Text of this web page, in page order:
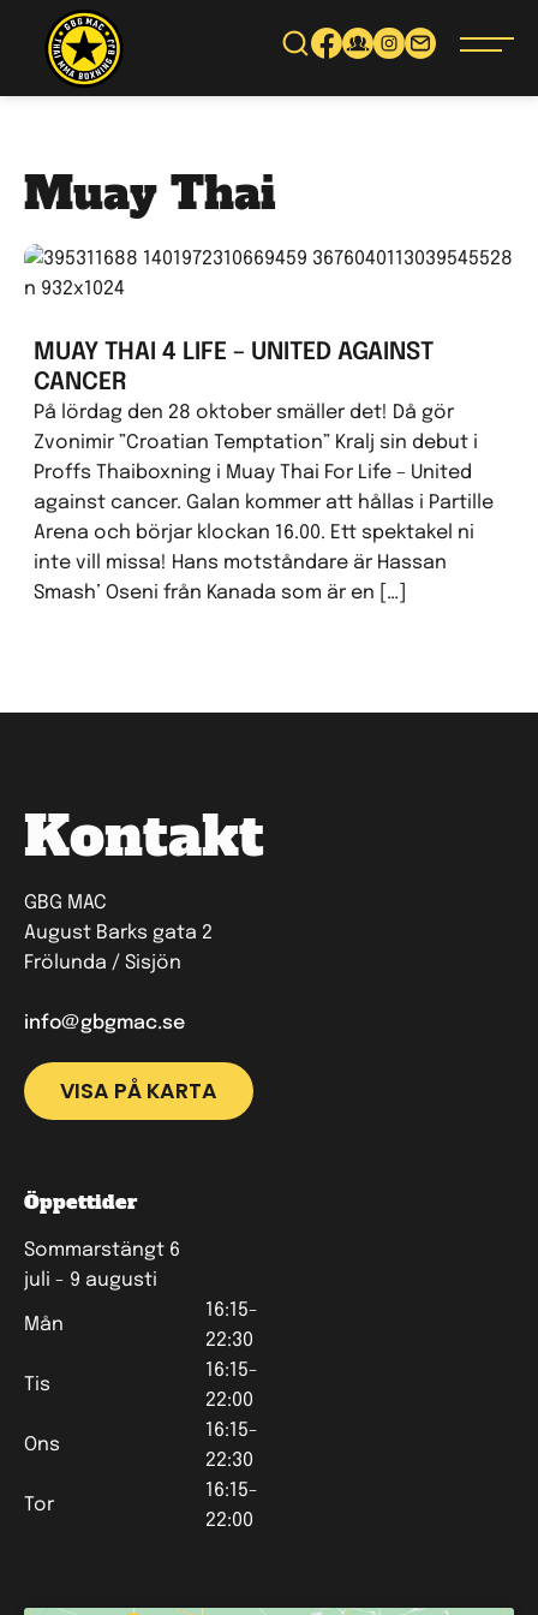
vidare
Muay Thai
MUAY THAI 4 LIFE – UNITED AGAINST
CANCER
På lördag den 28 oktober smäller det! Då gör
Zvonimir ”Croatian Temptation” Kralj sin debut i
Proffs Thaiboxning i Muay Thai For Life – United
against cancer. Galan kommer att hållas i Partille
Arena och börjar klockan 16.00. Ett spektakel ni
inte vill missa! Hans motståndare är Hassan
Smash’ Oseni från Kanada som är en […]
Kontakt
GBG MAC
August Barks gata 2
Frölunda / Sisjön
info@gbgmac.se
VISA PÅ KARTA
Öppettider
Sommarstängt 6
juli - 9 augusti
Mån
16:15-
22:30
Tis
16:15-
22:00
Ons
16:15-
22:30
Tor
16:15-
22:00